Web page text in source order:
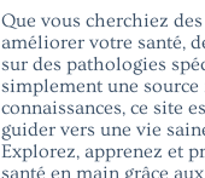
Que vous cherchiez
améliorer votre santé,
sur des pathologies
simplement une source
connaissances, ce site
guider vers une vie
Explorez, apprenez et
santé en main grâce